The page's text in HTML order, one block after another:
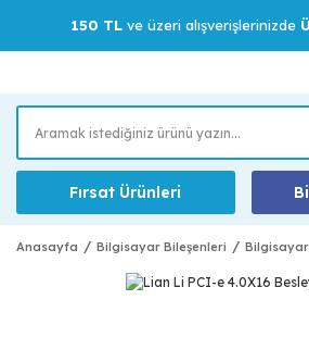
150 TLve üzeri alışverişlerinizde
Fırsat Ürünleri
Anasayfa Bilgisayar Bileşenleri Bilgisayar